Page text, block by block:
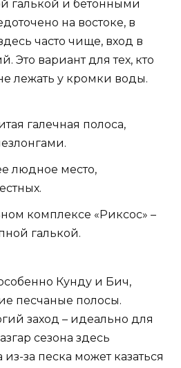
галькой и бетонными
на востоке, в
часто чище, вход в
Это вариант для тех, кто
лежать у кромки воды.
галечная полоса,
людное место,
комплексе «Риксос» –
галькой.
Кунду и Бич,
песчаные полосы.
заход – идеально для
сезона здесь
за песка может казаться